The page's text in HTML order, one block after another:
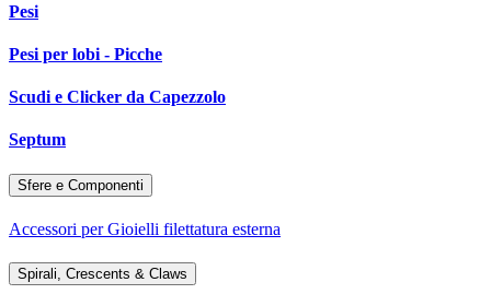
Pesi
Pesi per lobi - Picche
Scudi e Clicker da Capezzolo
Septum
Sfere e Componenti
Accessori per Gioielli filettatura esterna
Spirali, Crescents & Claws